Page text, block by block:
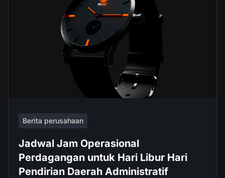
Berita perusahaan
Jadwal Jam Operasional
Perdagangan untuk Hari Libur Hari
Pendirian Daerah Administratif